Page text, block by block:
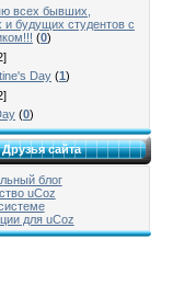
всех бывших,
и будущих студентов с
(0)
Day (1)
(0)
Друзья сайта
блог
uCoz
для uCoz